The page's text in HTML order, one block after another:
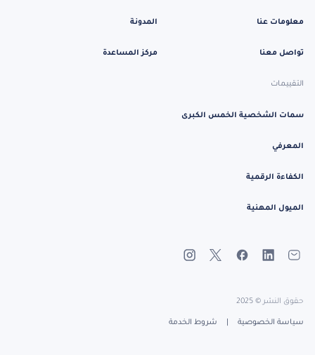
معلومات عنا
تواصل معنا
المدونة
مركز المساعدة
التقييمات
سمات الشخصية الخمس الكبرى
المعرفي
الكفاءة الرقمية
الميول المهنية
حقوق النشر © 2025
سياسة الخصوصية شروط الخدمة